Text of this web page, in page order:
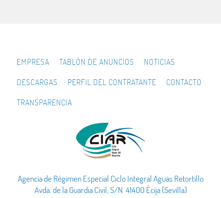
EMPRESA TABLÓN DE ANUNCIOS NOTICIAS
DESCARGAS PERFIL DEL CONTRATANTE CONTACTO
TRANSPARENCIA
Agencia de Régimen Especial Ciclo Integral Aguas Retortillo
Avda. de la Guardia Civil, S/N 41400 Écija (Sevilla)